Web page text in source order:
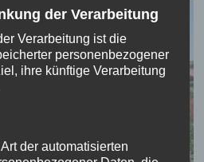
der Verarbeitung
Verarbeitung ist die
personenbezogener
ihre künftige Verarbeitung
der automatisierten